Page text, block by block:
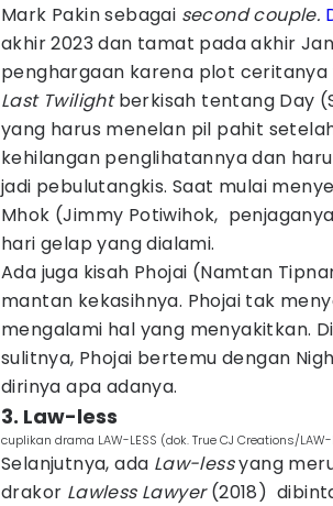
Mark Pakin sebagai second couple.
akhir 2023 dan tamat pada akhir
penghargaan karena plot ceritanya
Last Twilightberkisah tentang Day
yang harus menelan pil pahit
kehilangan penglihatannya dan
jadi pebulutangkis. Saat mulai
Mhok (Jimmy Potiwihok,
hari gelap yang dialami.
Ada juga kisah Phojai (Namtan
mantan kekasihnya. Phojai tak
mengalami hal yang menyakitkan.
sulitnya, Phojai bertemu dengan
dirinya apa adanya.
3. Law-less
cuplikan drama LAW-LESS (dok. True CJ Creations/LAW-
Selanjutnya, ada Law-lessyang
drakor Lawless Lawyer(2018)